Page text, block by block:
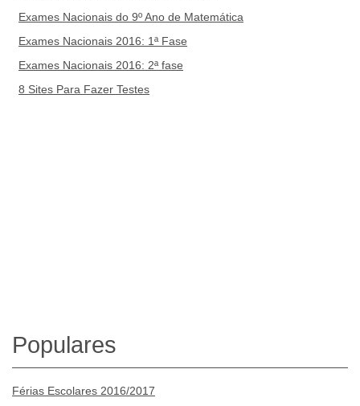
Exames Nacionais do 9º Ano de Matemática
Exames Nacionais 2016: 1ª Fase
Exames Nacionais 2016: 2ª fase
8 Sites Para Fazer Testes
Populares
Férias Escolares 2016/2017